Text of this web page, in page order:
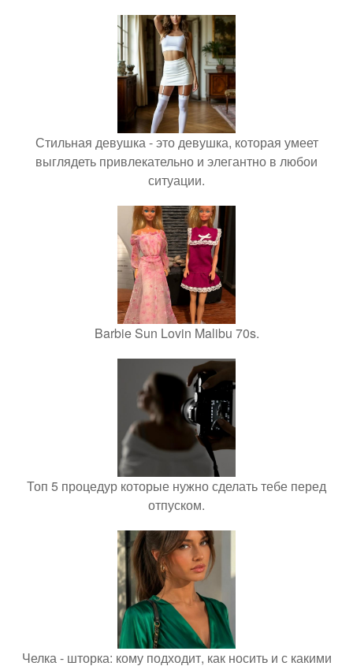
Стильная девушка - это девушка, которая умеет
выглядеть привлекательно и элегантно в любои
ситуации.
Barbie Sun Lovin Malibu 70s.
Топ 5 процедур которые нужно сделать тебе перед
отпуском.
Челка - шторка: кому подходит, как носить и с какими